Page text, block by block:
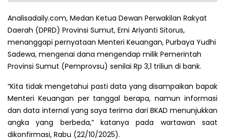
Analisadaily.com, Medan Ketua Dewan Perwakilan Rakyat
Daerah (DPRD) Provinsi Sumut, Erni Ariyanti Sitorus,
menanggapi pernyataan Menteri Keuangan, Purbaya Yudhi
Sadewa, mengenai dana mengendap milik Pemerintah
Provinsi Sumut (Pemprovsu) senilai Rp 3,1 triliun di bank.
“Kita tidak mengetahui pasti data yang disampaikan bapak
Menteri Keuangan per tanggal berapa, namun informasi
dan data internal yang saya terima dari BKAD menunjukkan
angka yang berbeda,” katanya pada wartawan saat
dikonfirmasi, Rabu (22/10/2025).